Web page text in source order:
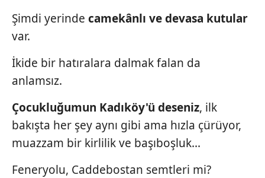
Şimdi yerinde camekânlı ve devasa kutular
var.
İkide bir hatıralara dalmak falan da
anlamsız.
Çocukluğumun Kadıköy'ü deseniz, ilk
bakışta her şey aynı gibi ama hızla çürüyor,
muazzam bir kirlilik ve başıboşluk...
Feneryolu, Caddebostan semtleri mi?